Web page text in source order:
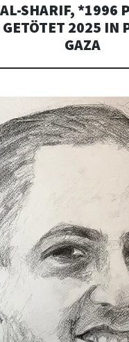
SHARIF, *1996
GETÖTET 2025 IN
GAZA